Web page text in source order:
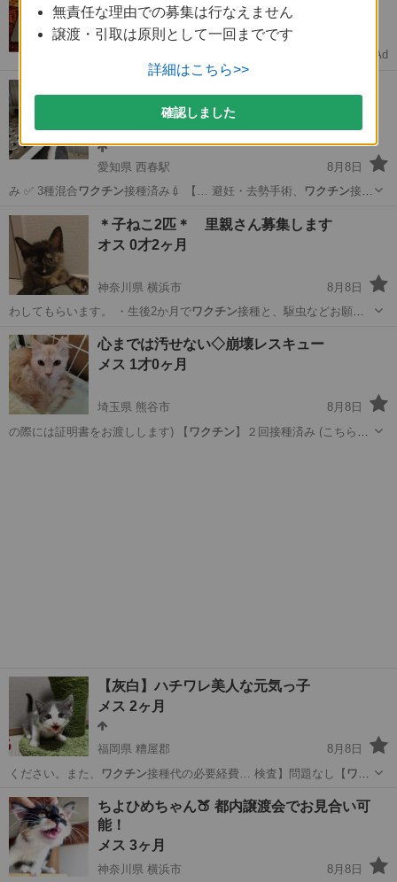
抽選でプレゼント！応募は1分
Ad
オス 3ヶ月
愛知県 西春駅
8月8日
み ✅ 3種混合 ワクチン 接種済み💉 【… 避妊・去勢手術、 ワクチン接
愛知 北名古屋市 西春駅 猫 ワクチン
＊子ねこ2匹＊ 里親さん募集します
オス 0才2ヶ月
神奈川県 横浜市
8月8日
わしてもらいます。 ・生後2か月でワクチン接種と、駆虫などお願い
神奈川 横浜市 猫 トラ
心までは汚せない◇崩壊レスキュー
メス 1才0ヶ月
埼玉県 熊谷市
8月8日
の際には証明書をお渡しします) 【 ワクチン 】２回接種済み (こちらも
【灰白】ハチワレ美人な元気っ子
メス 2ヶ月
福岡県 糟屋郡
8月8日
ください。また、
ワクチン接種代の必要経費… 検査】問題なし【 ワク
福岡 糟屋郡 ワクチン
ちよひめちゃん🍑 都内譲渡会でお見合い可
能！
メス 3ヶ月
神奈川県 横浜市
8月8日
無責任な理由での募集は行なえません
譲渡・引取は原則として一回までです
詳細はこちら>>
確認しました